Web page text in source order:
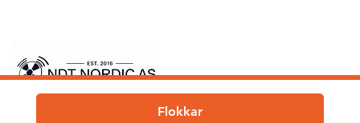
Flokkar